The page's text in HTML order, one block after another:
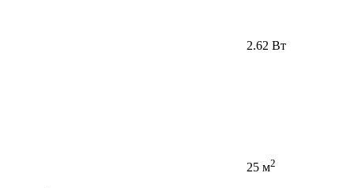
2.62 Вт
25 м2